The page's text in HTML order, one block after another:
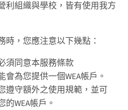
利組織與學校，皆有使用我方
時，您應注意以下幾點：
須同意本服務條款
為您提供一個WEA帳戶。
遵守額外之使用規範，並可
WEA帳戶。